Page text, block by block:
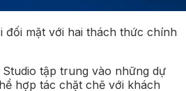
mặt với hai thách thức chính
Studio tập trung vào những dự
hợp tác chặt chẽ với khách